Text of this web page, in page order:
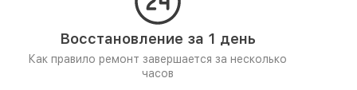
Восстановление за 1 день
Как правило ремонт завершается за несколько
часов